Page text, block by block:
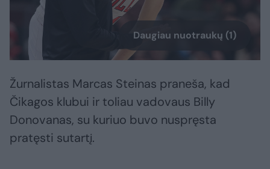
Daugiau nuotraukų (1)
Žurnalistas Marcas Steinas praneša, kad
Čikagos klubui ir toliau vadovaus Billy
Donovanas, su kuriuo buvo nuspręsta
pratęsti sutartį.